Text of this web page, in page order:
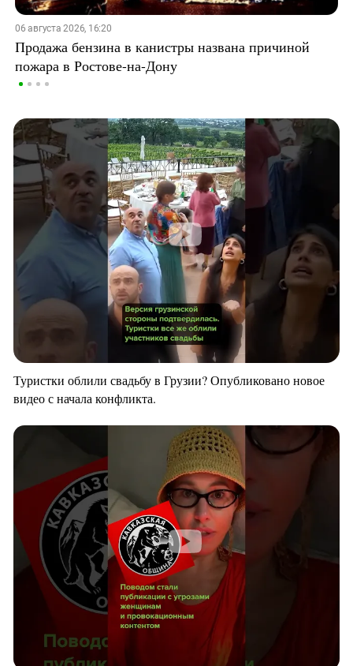
06 августа 2026, 16:20
Продажа бензина в канистры названа причиной
пожара в Ростове-на-Дону
Туристки облили свадьбу в Грузии? Опубликовано новое
видео с начала конфликта.